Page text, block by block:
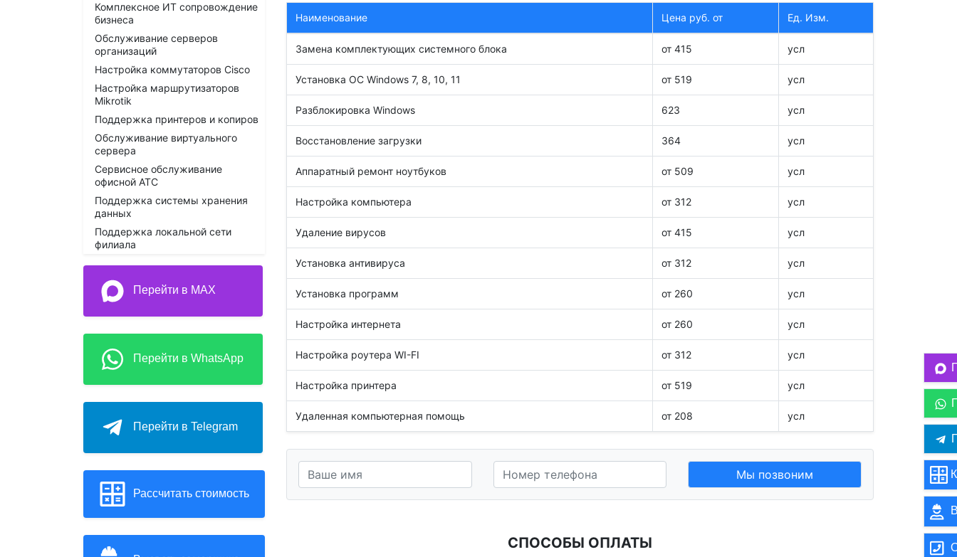
Комплексное ИТ сопровождение
бизнеса
Обслуживание серверов
организаций
Настройка коммутаторов Cisco
Настройка маршрутизаторов
Mikrotik
Поддержка принтеров и копиров
Обслуживание виртуального
сервера
Сервисное обслуживание
офисной АТС
Поддержка системы хранения
данных
Поддержка локальной сети
филиала
Перейти в MAX
Перейти в WhatsApp
Перейти в Telegram
Рассчитать стоимость
Наименование Цена руб. от Ед. Изм.
Замена комплектующих системного блока от 415 усл
Установка ОС Windows 7, 8, 10, 11 от 519 усл
Разблокировка Windows 623 усл
Восстановление загрузки 364 усл
Аппаратный ремонт ноутбуков от 509 усл
Настройка компьютера от 312 усл
Удаление вирусов от 415 усл
Установка антивируса от 312 усл
Установка программ от 260 усл
Настройка интернета от 260 усл
Настройка роутера WI-FI от 312 усл
Настройка принтера от 519 усл
Удаленная компьютерная помощь от 208 усл
Мы позвоним
СПОСОБЫ ОПЛАТЫ